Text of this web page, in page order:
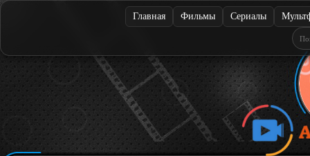
Главная Фильмы Сериалы